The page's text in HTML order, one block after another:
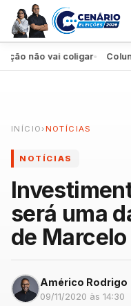
não vai coligar● Coluna
INÍCIO › NOTÍCIAS
NOTÍCIAS
será uma
de
Américo Rodrigo
09/11/2020 às 14:30